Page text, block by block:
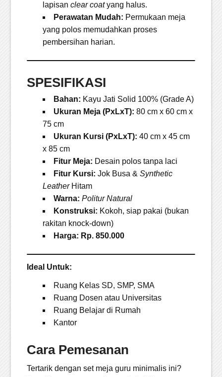
lapisan clear coatyang halus.
Perawatan Mudah: Permukaan meja
yang polos memudahkan proses
pembersihan harian.
SPESIFIKASI
Bahan: Kayu Jati Solid 100% (Grade A)
Ukuran Meja (PxLxT): 80 cm x 60 cm x
75 cm
Ukuran Kursi (PxLxT): 40 cm x 45 cm
x 85 cm
Fitur Meja: Desain polos tanpa laci
Fitur Kursi: Jok Busa & Synthetic
LeatherHitam
Warna: Politur Natural
Konstruksi: Kokoh, siap pakai (bukan
rakitan knock-down)
Harga: Rp. 850.000
Ideal Untuk:
Ruang Kelas SD, SMP, SMA
Ruang Dosen atau Universitas
Ruang Belajar di Rumah
Kantor
Cara Pemesanan
Tertarik dengan set meja guru minimalis ini?